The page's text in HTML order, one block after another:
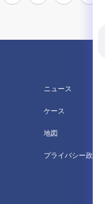
ニュース
ケース
地図
プライバシー政策